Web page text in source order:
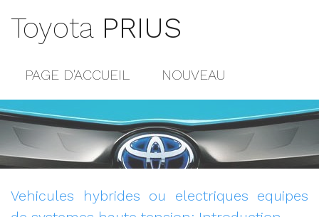
Toyota PRIUS
PAGE D'ACCUEIL NOUVEAU
POPULAIRE
CONTACTS
Vehicules hybrides ou electriques equipes